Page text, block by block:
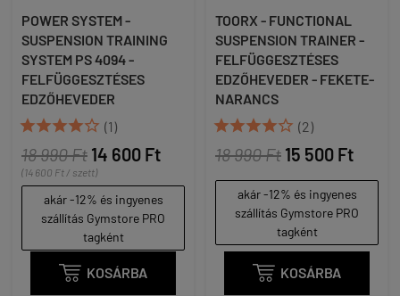
POWER SYSTEM -
SUSPENSION TRAINING
SYSTEM PS 4094 -
FELFÜGGESZTÉSES
EDZŐHEVEDER
 (1)
18 990 Ft 14 600 Ft
(14 600 Ft / szett)
akár -12% és ingyenes
szállítás Gymstore PRO
tagként
 KOSÁRBA
TOORX - FUNCTIONAL
SUSPENSION TRAINER -
FELFÜGGESZTÉSES
EDZŐHEVEDER - FEKETE-
NARANCS
 (2)
18 990 Ft 15 500 Ft
akár -12% és ingyenes
szállítás Gymstore PRO
tagként
 KOSÁRBA